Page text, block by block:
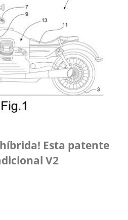
Esta patente
V2